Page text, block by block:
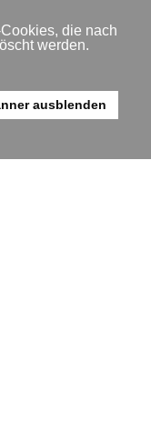
die nach
werden.
ausblenden